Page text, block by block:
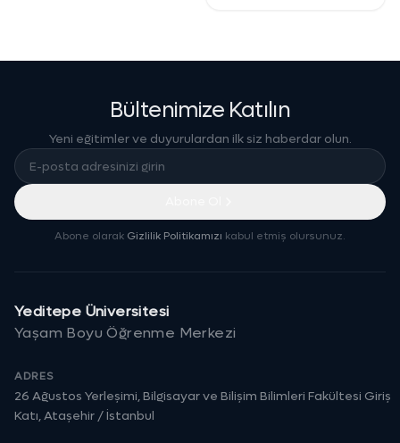
Bültenimize Katılın
Yeni eğitimler ve duyurulardan ilk siz haberdar olun.
Abone olarak Gizlilik Politikamızı kabul etmiş olursunuz.
Yeditepe Üniversitesi
Yaşam Boyu Öğrenme Merkezi
ADRES
26 Ağustos Yerleşimi, Bilgisayar ve Bilişim Bilimleri Fakültesi Giriş
Katı, Ataşehir / İstanbul